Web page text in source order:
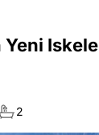
Iskele
2